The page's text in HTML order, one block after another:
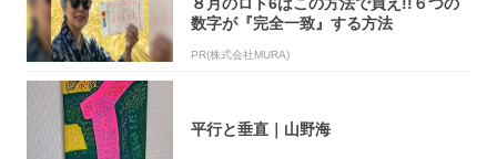
数字が『完全一致』する方法
PR(株式会社MURA)
平行と垂直｜山野海